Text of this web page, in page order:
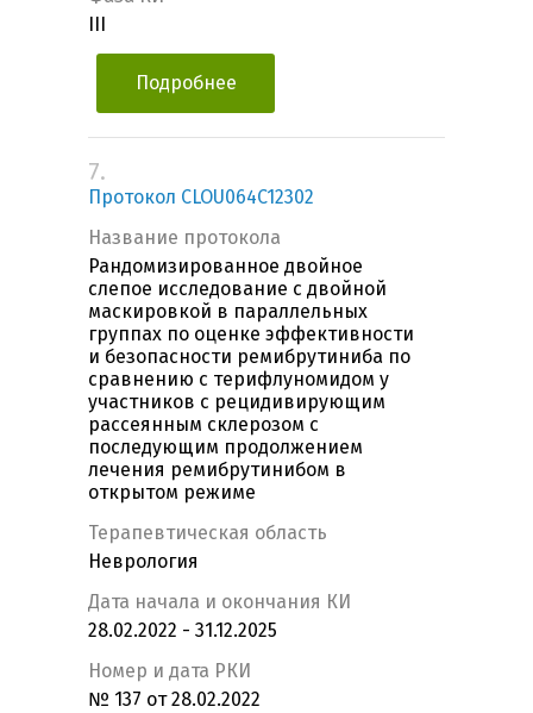
Подробнее
7.
Протокол CLOU064C12302
Название протокола
Рандомизированное двойное
слепое исследование с двойной
маскировкой в параллельных
группах по оценке эффективности
и безопасности ремибрутиниба по
сравнению с терифлуномидом у
участников с рецидивирующим
рассеянным склерозом с
последующим продолжением
лечения ремибрутинибом в
открытом режиме
Терапевтическая область
Неврология
Дата начала и окончания КИ
28.02.2022 - 31.12.2025
Номер и дата РКИ
№ 137 от 28.02.2022